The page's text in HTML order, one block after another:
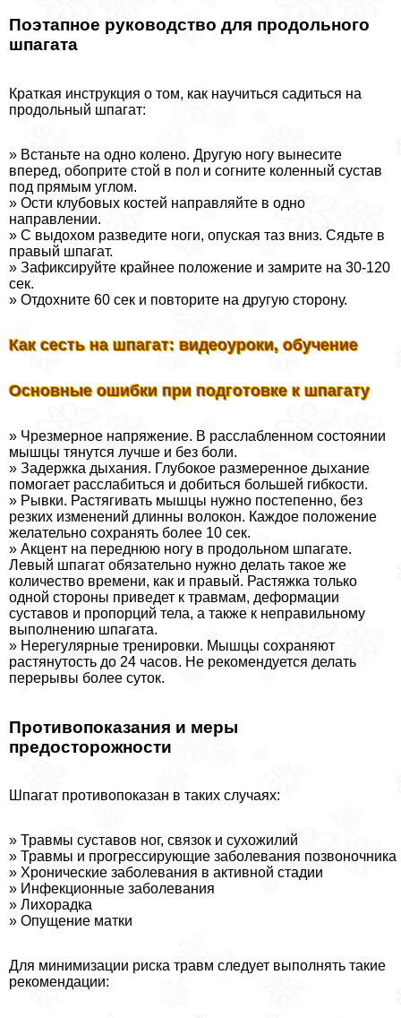
Поэтапное руководство для продольного
шпагата
Краткая инструкция о том, как научиться садиться на
продольный шпагат:
» Встаньте на одно колено. Другую ногу вынесите
вперед, обоприте стой в пол и согните коленный сустав
под прямым углом.
» Ости клубовых костей направляйте в одно
направлении.
» С выдохом разведите ноги, опуская таз вниз. Сядьте в
правый шпагат.
» Зафиксируйте крайнее положение и замрите на 30-120
сек.
» Отдохните 60 сек и повторите на другую сторону.
Как сесть на шпагат: видеоуроки, обучение
Основные ошибки при подготовке к шпагату
» Чрезмерное напряжение. В расслабленном состоянии
мышцы тянутся лучше и без боли.
» Задержка дыхания. Глубокое размеренное дыхание
помогает расслабиться и добиться большей гибкости.
» Рывки. Растягивать мышцы нужно постепенно, без
резких изменений длинны волокон. Каждое положение
желательно сохранять более 10 сек.
» Акцент на переднюю ногу в продольном шпагате.
Левый шпагат обязательно нужно делать такое же
количество времени, как и правый. Растяжка только
одной стороны приведет к травмам, деформации
суставов и пропорций тела, а также к неправильному
выполнению шпагата.
» Нерегулярные тренировки. Мышцы сохраняют
растянутость до 24 часов. Не рекомендуется делать
перерывы более суток.
Противопоказания и меры
предосторожности
Шпагат противопоказан в таких случаях:
» Травмы суставов ног, связок и сухожилий
» Травмы и прогрессирующие заболевания позвоночника
» Хронические заболевания в активной стадии
» Инфекционные заболевания
» Лихорадка
» Опущение матки
Для минимизации риска травм следует выполнять такие
рекомендации: